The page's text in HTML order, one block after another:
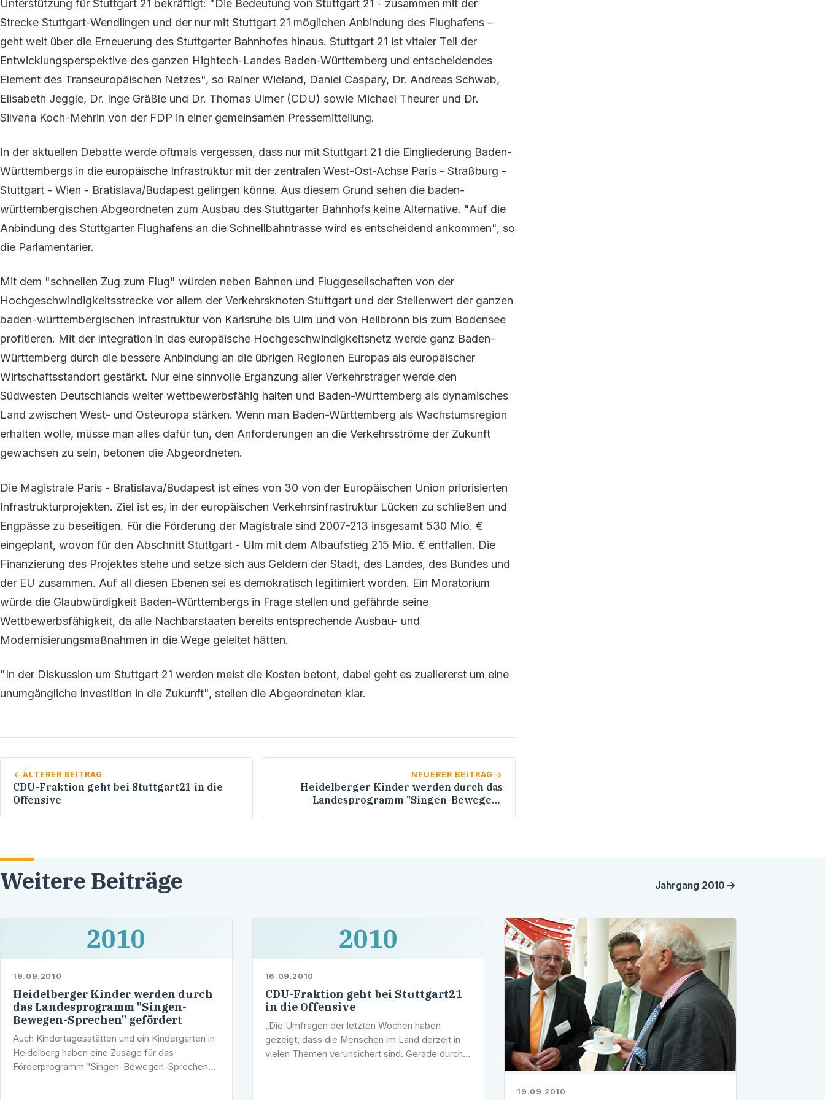
Unterstützung für Stuttgart 21 bekräftigt: "Die Bedeutung von Stuttgart 21 - zusammen mit der
Strecke Stuttgart-Wendlingen und der nur mit Stuttgart 21 möglichen Anbindung des Flughafens -
geht weit über die Erneuerung des Stuttgarter Bahnhofes hinaus. Stuttgart 21 ist vitaler Teil der
Entwicklungsperspektive des ganzen Hightech-Landes Baden-Württemberg und entscheidendes
Element des Transeuropäischen Netzes", so Rainer Wieland, Daniel Caspary, Dr. Andreas Schwab,
Elisabeth Jeggle, Dr. Inge Gräßle und Dr. Thomas Ulmer (CDU) sowie Michael Theurer und Dr.
Silvana Koch-Mehrin von der FDP in einer gemeinsamen Pressemitteilung.
In der aktuellen Debatte werde oftmals vergessen, dass nur mit Stuttgart 21 die Eingliederung Baden-
Württembergs in die europäische Infrastruktur mit der zentralen West-Ost-Achse Paris - Straßburg -
Stuttgart - Wien - Bratislava/Budapest gelingen könne. Aus diesem Grund sehen die baden-
württembergischen Abgeordneten zum Ausbau des Stuttgarter Bahnhofs keine Alternative. "Auf die
Anbindung des Stuttgarter Flughafens an die Schnellbahntrasse wird es entscheidend ankommen", so
die Parlamentarier.
Mit dem "schnellen Zug zum Flug" würden neben Bahnen und Fluggesellschaften von der
Hochgeschwindigkeitsstrecke vor allem der Verkehrsknoten Stuttgart und der Stellenwert der ganzen
baden-württembergischen Infrastruktur von Karlsruhe bis Ulm und von Heilbronn bis zum Bodensee
profitieren. Mit der Integration in das europäische Hochgeschwindigkeitsnetz werde ganz Baden-
Württemberg durch die bessere Anbindung an die übrigen Regionen Europas als europäischer
Wirtschaftsstandort gestärkt. Nur eine sinnvolle Ergänzung aller Verkehrsträger werde den
Südwesten Deutschlands weiter wettbewerbsfähig halten und Baden-Württemberg als dynamisches
Land zwischen West- und Osteuropa stärken. Wenn man Baden-Württemberg als Wachstumsregion
erhalten wolle, müsse man alles dafür tun, den Anforderungen an die Verkehrsströme der Zukunft
gewachsen zu sein, betonen die Abgeordneten.
Die Magistrale Paris - Bratislava/Budapest ist eines von 30 von der Europäischen Union priorisierten
Infrastrukturprojekten. Ziel ist es, in der europäischen Verkehrsinfrastruktur Lücken zu schließen und
Engpässe zu beseitigen. Für die Förderung der Magistrale sind 2007-213 insgesamt 530 Mio. €
eingeplant, wovon für den Abschnitt Stuttgart - Ulm mit dem Albaufstieg 215 Mio. € entfallen. Die
Finanzierung des Projektes stehe und setze sich aus Geldern der Stadt, des Landes, des Bundes und
der EU zusammen. Auf all diesen Ebenen sei es demokratisch legitimiert worden. Ein Moratorium
würde die Glaubwürdigkeit Baden-Württembergs in Frage stellen und gefährde seine
Wettbewerbsfähigkeit, da alle Nachbarstaaten bereits entsprechende Ausbau- und
Modernisierungsmaßnahmen in die Wege geleitet hätten.
"In der Diskussion um Stuttgart 21 werden meist die Kosten betont, dabei geht es zuallererst um eine
unumgängliche Investition in die Zukunft", stellen die Abgeordneten klar.
ÄLTERER BEITRAG
CDU-Fraktion geht bei Stuttgart21 in die
Offensive
NEUERER BEITRAG
Heidelberger Kinder werden durch das
Landesprogramm "Singen-Bewegen-
Weitere Beiträge Jahrgang 2010
2010
19.09.2010
Heidelberger Kinder werden durch
das Landesprogramm "Singen-
Bewegen-Sprechen" gefördert
Auch Kindertagesstätten und ein Kindergarten in
Heidelberg haben eine Zusage für das
Förderprogramm "Singen-Bewegen-Sprechen"
2010
16.09.2010
CDU-Fraktion geht bei Stuttgart21
in die Offensive
„Die Umfragen der letzten Wochen haben
gezeigt, dass die Menschen im Land derzeit in
vielen Themen verunsichert sind. Gerade durch
19.09.2010